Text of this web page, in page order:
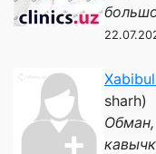
sharh)
Обман,